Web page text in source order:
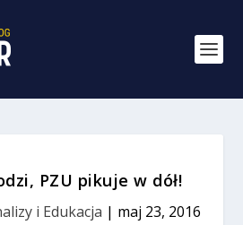
PZU pikuje w dół!
i Edukacja | maj 23, 2016